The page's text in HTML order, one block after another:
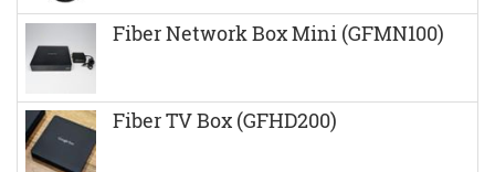
Fiber Network Box Mini (GFMN100)
Fiber TV Box (GFHD200)